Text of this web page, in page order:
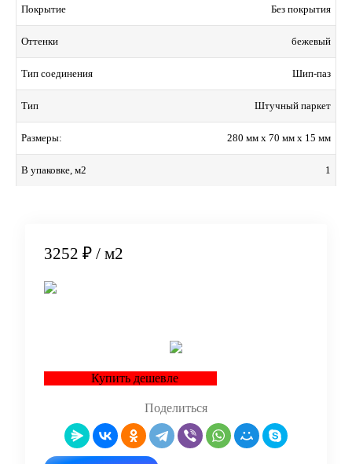
Покрытие Без покрытия
Оттенки бежевый
Тип соединения Шип-паз
Тип Штучный паркет
Размеры: 280 мм x 70 мм x 15 мм
В упаковке, м2 1
3252 ₽ / м2
Купить дешевле
Поделиться